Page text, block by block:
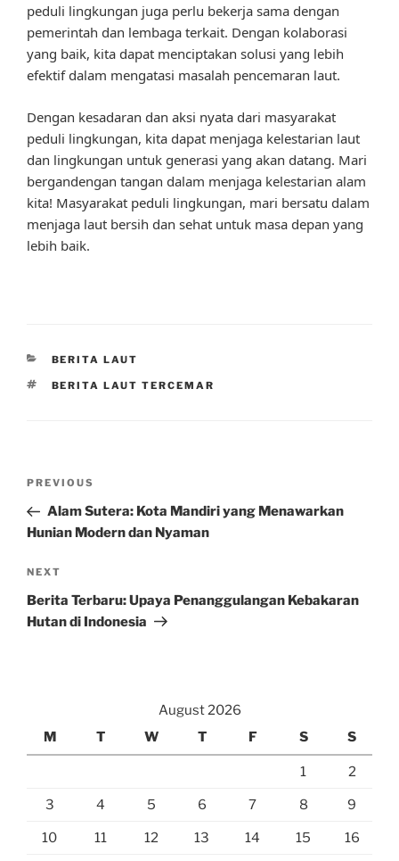
peduli lingkungan juga perlu bekerja sama dengan
pemerintah dan lembaga terkait. Dengan kolaborasi
yang baik, kita dapat menciptakan solusi yang lebih
efektif dalam mengatasi masalah pencemaran laut.
Dengan kesadaran dan aksi nyata dari masyarakat
peduli lingkungan, kita dapat menjaga kelestarian laut
dan lingkungan untuk generasi yang akan datang. Mari
bergandengan tangan dalam menjaga kelestarian alam
kita! Masyarakat peduli lingkungan, mari bersatu dalam
menjaga laut bersih dan sehat untuk masa depan yang
lebih baik.
CATEGORIES
BERITA LAUT
TAGS
BERITA LAUT TERCEMAR
Previous
Post
PREVIOUS
Alam Sutera: Kota Mandiri yang Menawarkan
Hunian Modern dan Nyaman
Next
Post
NEXT
Berita Terbaru: Upaya Penanggulangan Kebakaran
Hutan di Indonesia
August 2026
M
T W T F S S
1 2
3 4 5 6 7 8 9
10 11 12 13 14 15 16